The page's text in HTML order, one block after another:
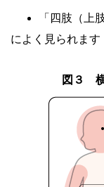
「四肢（上
によく見られます
図３